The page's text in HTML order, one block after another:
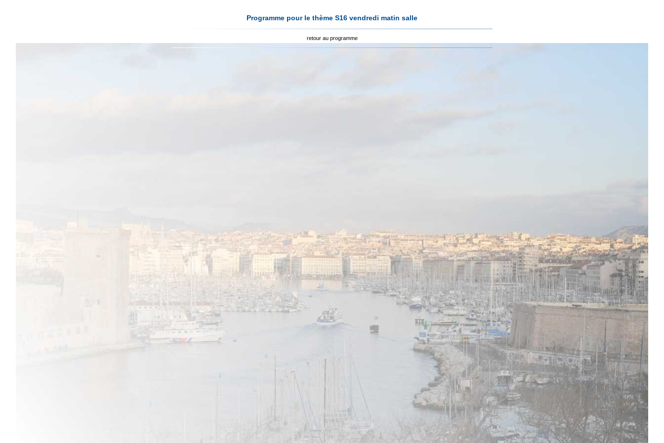
Programme pour le thème S16 vendredi matin salle
retour au programme